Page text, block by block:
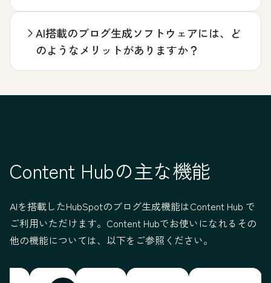
AI搭載のブログ生成ソフトウェアには、ど
のようなメリットがありますか？
Content Hubの主な機能
AIを搭載したHubSpotのブログ生成機能はContent Hub で
ご利用いただけます。Content Hubでお使いになれるその
他の機能については、以下をご参照ください。